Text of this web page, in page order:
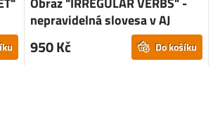
nepravidelná slovesa v AJ
950 Kč Do košíku